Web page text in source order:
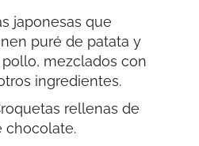
japonesas que
puré de patata y
mezclados con
ingredientes.
rellenas de
chocolate.